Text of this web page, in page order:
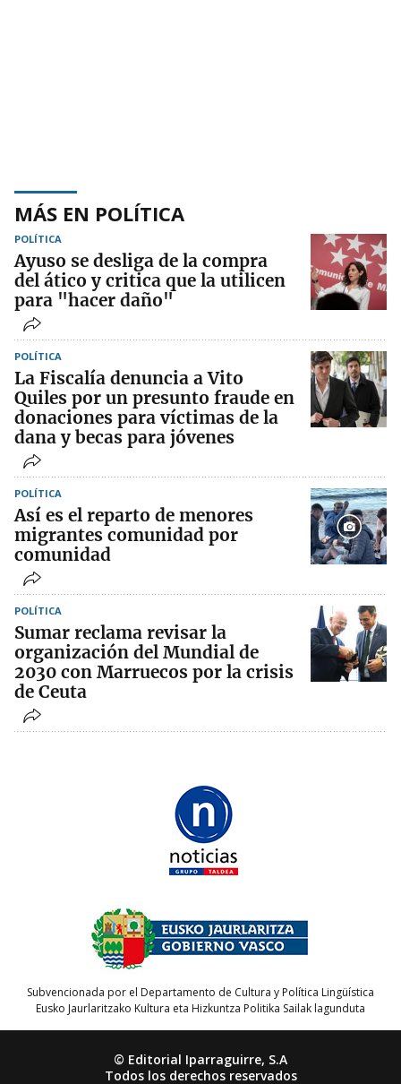
MÁS EN POLÍTICA
POLÍTICA
Ayuso se desliga de la compra
del ático y critica que la utilicen
para "hacer daño"
POLÍTICA
La Fiscalía denuncia a Vito
Quiles por un presunto fraude en
donaciones para víctimas de la
dana y becas para jóvenes
POLÍTICA
Así es el reparto de menores
migrantes comunidad por
comunidad
POLÍTICA
Sumar reclama revisar la
organización del Mundial de
2030 con Marruecos por la crisis
de Ceuta
Subvencionada por el Departamento de Cultura y Política Lingüística
Eusko Jaurlaritzako Kultura eta Hizkuntza Politika Sailak lagunduta
© Editorial Iparraguirre, S.A
Todos los derechos reservados